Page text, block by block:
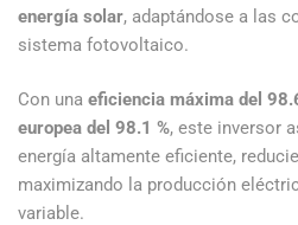
energía solar, adaptándose a las
sistema fotovoltaico.
Con una eficiencia máxima del
europea del 98.1 %, este inversor
energía altamente eficiente,
maximizando la producción
variable.